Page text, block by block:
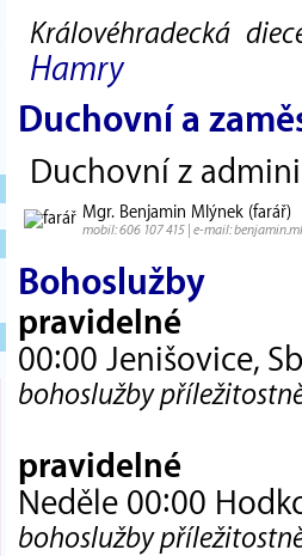
Královéhradecká
Hamry
Duchovní a
Duchovní z
Mgr. Benjamin Mlýnek (farář)
mobil: 606 107 415 | e-mail:
Bohoslužby
pravidelné
00:00 Jenišovice,
bohoslužby
pravidelné
Neděle 00:00
bohoslužby